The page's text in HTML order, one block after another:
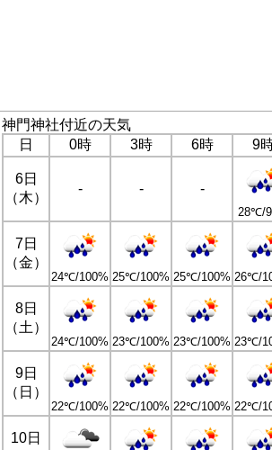
神門神社付近の天気
日
0時 3時 6時 9
6日
（木）
- - -
28℃/
7日
（金）
24℃/100% 25℃/100% 25℃/100% 26℃/
8日
（土）
24℃/100% 23℃/100% 23℃/100% 23℃/
9日
（日）
22℃/100% 22℃/100% 22℃/100% 22℃/
10日